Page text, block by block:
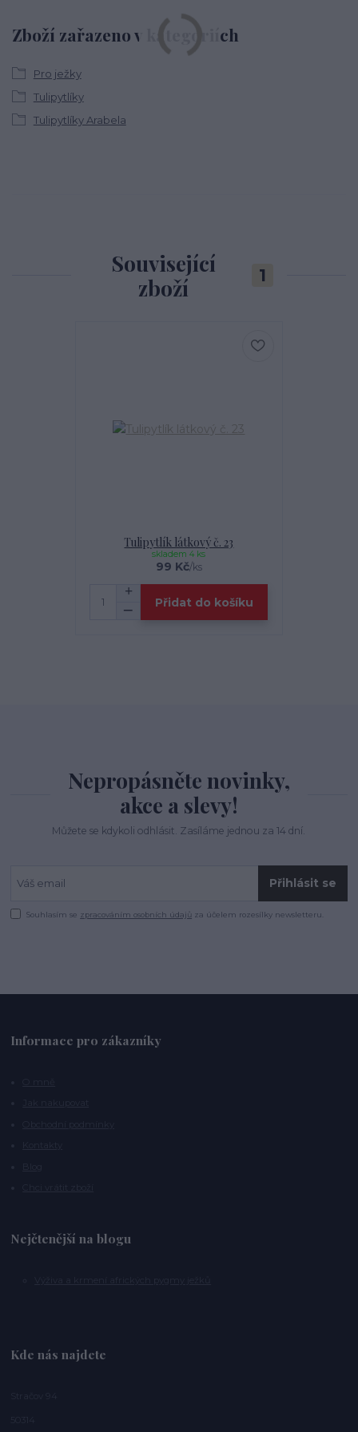
Zboží zařazeno v kategoriích
Pro ježky
Tulipytlíky
Tulipytlíky Arabela
Související
zboží
1
Tulipytlík látkový č. 23
99 Kč/ks
skladem 4 ks
Přidat do košíku
Nepropásněte novinky,
akce a slevy!
Můžete se kdykoli odhlásit. Zasíláme jednou za 14 dní.
Přihlásit se
Souhlasím se zpracováním osobních údajů za účelem rozesílky newsletteru.
Informace pro zákazníky
Nejčtenější na blogu
Kde nás najdete